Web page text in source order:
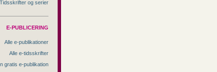
Tidsskrifter og serier
E-PUBLICERING
Alle e-publikationer
Alle e-tidsskrifter
gratis e-publikation